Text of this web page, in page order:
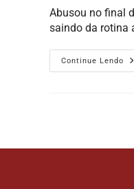
Abusou no final
saindo da rotina
Continue Lendo